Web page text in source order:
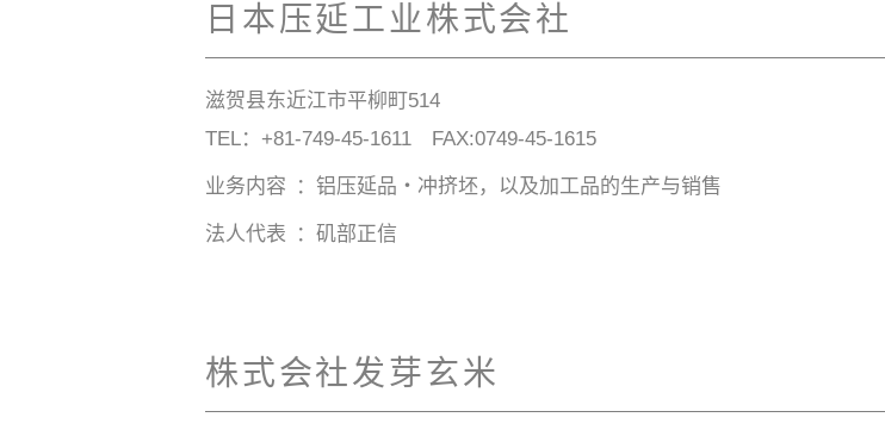
日本压延工业株式会社
滋贺县东近江市平柳町514
TEL： +81-749-45-1611 FAX:0749-45-1615
业务内容 铝压延品・冲挤坯，以及加工品的生产与销售
法人代表 矶部正信
株式会社发芽玄米